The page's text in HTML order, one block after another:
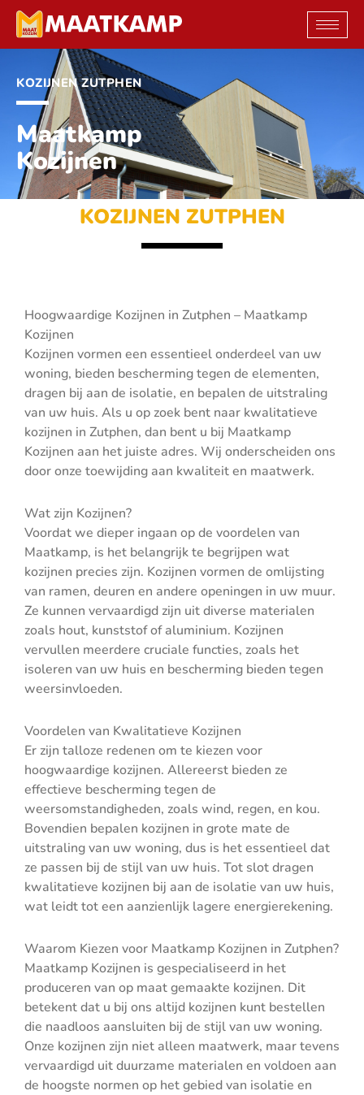
naar
de
KOZIJNEN ZUTPHEN
Maatkamp
Kozijnen
KOZIJNEN ZUTPHEN
Hoogwaardige Kozijnen in Zutphen – Maatkamp
Kozijnen
Kozijnen vormen een essentieel onderdeel van uw
woning, bieden bescherming tegen de elementen,
dragen bij aan de isolatie, en bepalen de uitstraling
van uw huis. Als u op zoek bent naar kwalitatieve
kozijnen in Zutphen, dan bent u bij Maatkamp
Kozijnen aan het juiste adres. Wij onderscheiden ons
door onze toewijding aan kwaliteit en maatwerk.
Wat zijn Kozijnen?
Voordat we dieper ingaan op de voordelen van
Maatkamp, is het belangrijk te begrijpen wat
kozijnen precies zijn. Kozijnen vormen de omlijsting
van ramen, deuren en andere openingen in uw muur.
Ze kunnen vervaardigd zijn uit diverse materialen
zoals hout, kunststof of aluminium. Kozijnen
vervullen meerdere cruciale functies, zoals het
isoleren van uw huis en bescherming bieden tegen
weersinvloeden.
Voordelen van Kwalitatieve Kozijnen
Er zijn talloze redenen om te kiezen voor
hoogwaardige kozijnen. Allereerst bieden ze
effectieve bescherming tegen de
weersomstandigheden, zoals wind, regen, en kou.
Bovendien bepalen kozijnen in grote mate de
uitstraling van uw woning, dus is het essentieel dat
ze passen bij de stijl van uw huis. Tot slot dragen
kwalitatieve kozijnen bij aan de isolatie van uw huis,
wat leidt tot een aanzienlijk lagere energierekening.
Waarom Kiezen voor Maatkamp Kozijnen in Zutphen?
Maatkamp Kozijnen is gespecialiseerd in het
produceren van op maat gemaakte kozijnen. Dit
betekent dat u bij ons altijd kozijnen kunt bestellen
die naadloos aansluiten bij de stijl van uw woning.
Onze kozijnen zijn niet alleen maatwerk, maar tevens
vervaardigd uit duurzame materialen en voldoen aan
de hoogste normen op het gebied van isolatie en